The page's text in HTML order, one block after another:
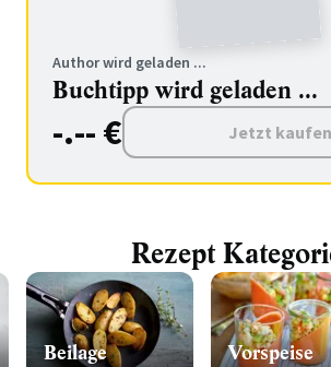
Author wird geladen ...
Buchtipp wird geladen ...
-.-- € Jetzt kaufen
Rezept
Beilage Vorspeise